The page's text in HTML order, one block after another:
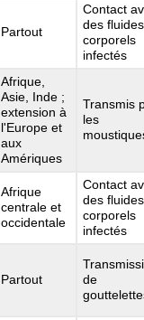
Partout
Contact
des fluides
corporels
infectés
Afrique,
Asie, Inde ;
extension à
l'Europe et
aux
Amériques
Transmis
les
Afrique
centrale et
occidentale
Contact
des fluides
corporels
infectés
Partout
de